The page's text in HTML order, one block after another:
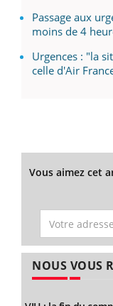
Passage aux
moins de 4
Urgences : "la
celle d'Air
Vous aimez cet
NOUS VOUS